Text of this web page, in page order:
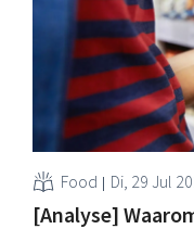
Food Di, 29 Jul
[Analyse]